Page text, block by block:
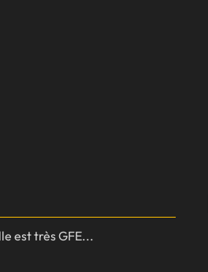
est très GFE...